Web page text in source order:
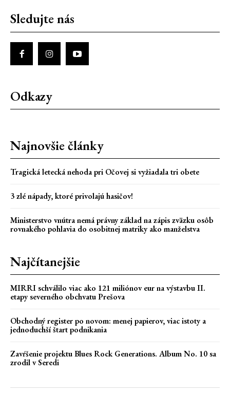
Sledujte nás
Odkazy
Najnovšie články
Tragická letecká nehoda pri Očovej si vyžiadala tri obete
3 zlé nápady, ktoré privolajú hasičov!
Ministerstvo vnútra nemá právny základ na zápis zväzku osôb
rovnakého pohlavia do osobitnej matriky ako manželstva
Najčítanejšie
MIRRI schválilo viac ako 121 miliónov eur na výstavbu II.
etapy severného obchvatu Prešova
Obchodný register po novom: menej papierov, viac istoty a
jednoduchší štart podnikania
Zavŕšenie projektu Blues Rock Generations. Album No. 10 sa
zrodil v Seredi